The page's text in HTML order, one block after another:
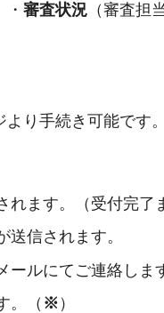
審査状況 （審査担
り手続き可能です
ます。（受付完了
信されます。
ルにてご連絡しま
。（ ※ ）